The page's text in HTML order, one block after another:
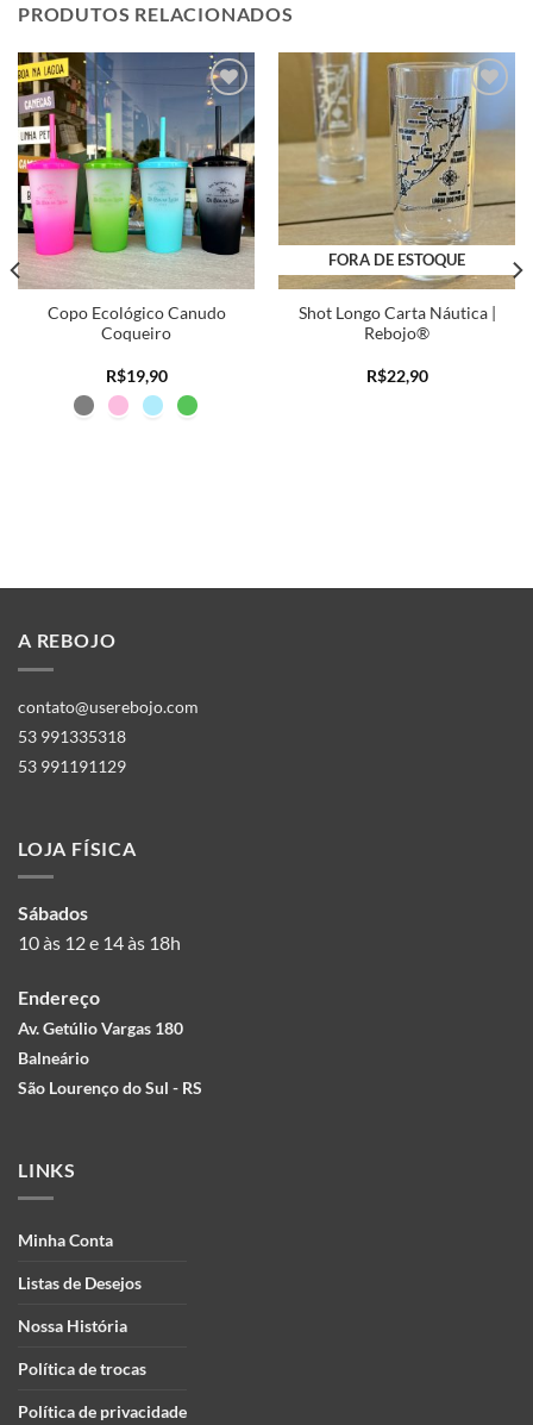
PRODUTOS RELACIONADOS
Adicionar
a minha
lista
Copo Ecológico Canudo
Coqueiro
R$19,90
Adicionar
a minha
lista
FORA DE ESTOQUE
Shot Longo Carta Náutica |
Rebojo®
R$22,90
A REBOJO
contato@userebojo.com
53 991335318
53 991191129
LOJA FÍSICA
Sábados
10 às 12 e 14 às 18h
Endereço
Av. Getúlio Vargas 180
Balneário
São Lourenço do Sul - RS
LINKS
Minha Conta
Listas de Desejos
Nossa História
Política de trocas
Política de privacidade